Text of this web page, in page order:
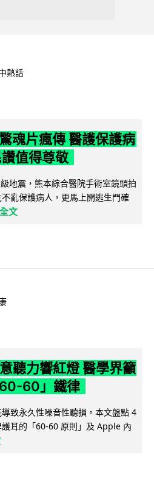
熱話
魂片瘋傳 醫護保護病
值得尊敬
地震，熊本綜合醫院手術室鏡頭拍
亂保護病人，更馬上開逃生門確
文
聽力響紅燈 醫學界籲
60」鐵律
致永久性噪音性聽損。本文盤點 4
耳的「60-60 原則」及 Apple 內